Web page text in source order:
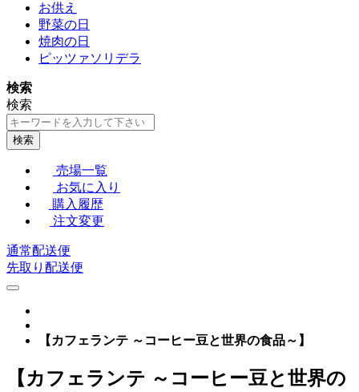
お供え
野菜の日
焼肉の日
ピッツァソリデラ
検索
検索
検索
売場一覧
お気に入り
購入履歴
注文変更
通常配送便
先取り配送便
【カフェランテ ～コーヒー豆と世界の食品～】
【カフェランテ ～コーヒー豆と世界の